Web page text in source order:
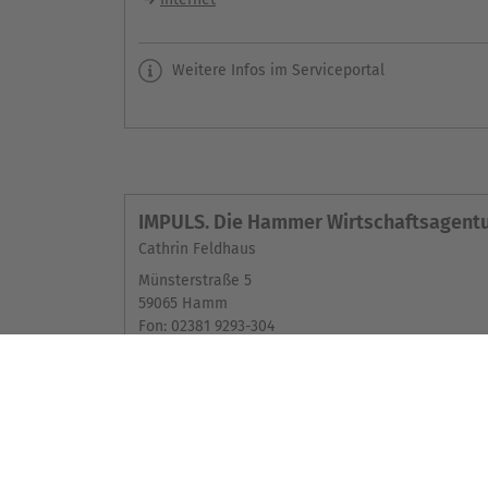
Weitere Infos im Serviceportal
IMPULS. Die Hammer
Cathrin Feldhaus
Münsterstraße 5
59065 Hamm
Fon: 02381 9293-304